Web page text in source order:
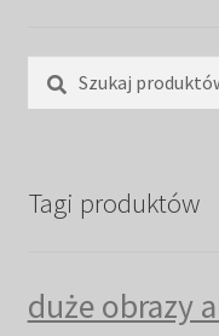
Tagi produktów
duże obrazy